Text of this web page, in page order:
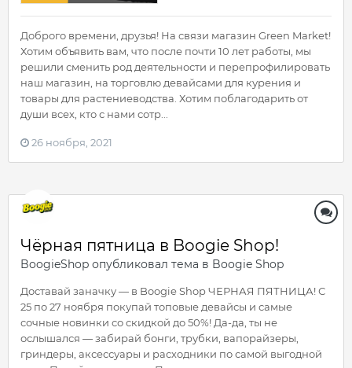
Доброго времени, друзья! На связи магазин Green Market!
Хотим объявить вам, что после почти 10 лет работы, мы
решили сменить род деятельности и перепрофилировать
наш магазин, на торговлю девайсами для курения и
товары для растениеводства. Хотим поблагодарить от
души всех, кто с нами сотр...
26 ноября, 2021
Чёрная пятница в Boogie Shop!
BoogieShop опубликовал тема в Boogie Shop
Доставай заначку — в Boogie Shop ЧЕРНАЯ ПЯТНИЦА! С
25 по 27 ноября покупай топовые девайсы и самые
сочные новинки со скидкой до 50%! Да-да, ты не
ослышался — забирай бонги, трубки, вапорайзеры,
гриндеры, аксессуары и расходники по самой выгодной